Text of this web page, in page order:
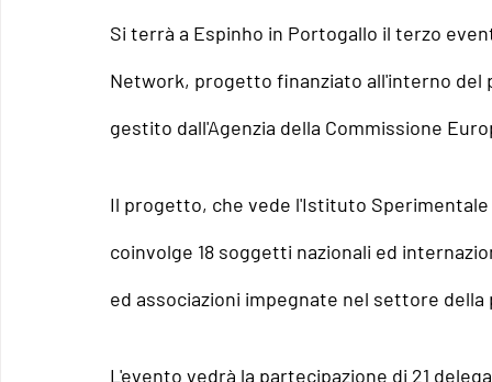
Si terrà a Espinho in Portogallo il terzo
Network, progetto finanziato all'interno del
gestito dall'Agenzia della Commissione
Il progetto, che vede l'Istituto
coinvolge 18 soggetti nazionali ed
ed associazioni impegnate nel settore della
L'evento vedrà la partecipazione di 21